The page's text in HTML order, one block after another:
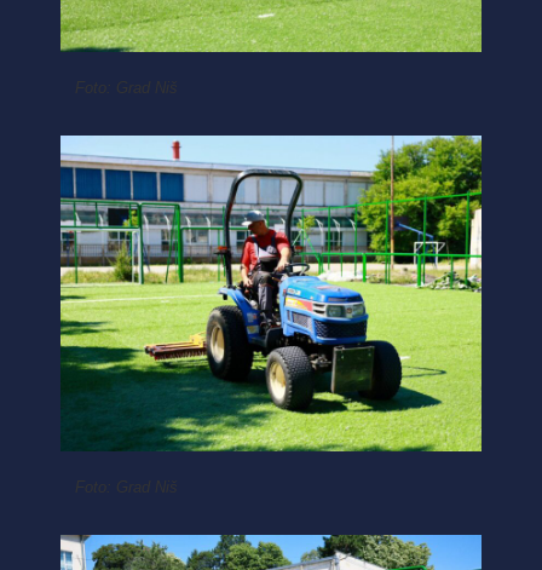
Foto: Grad Niš
Foto: Grad Niš